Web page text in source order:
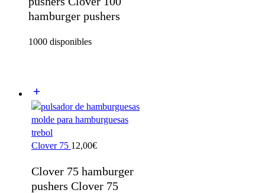
hamburger pushers
1000 disponibles
Clover 75 12,00€
Clover 75 hamburger
pushers Clover 75